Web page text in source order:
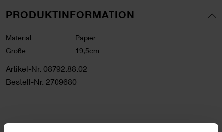
PRODUKTINFORMATION
Material
Papier
Größe
19,5cm
Artikel-Nr. 08792.88.02
Bestell-Nr. 2709680